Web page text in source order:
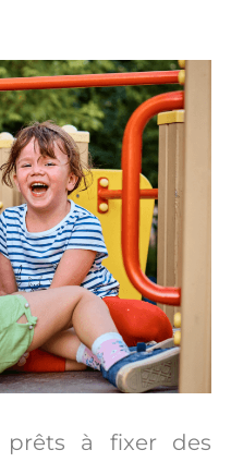
prêts à fixer des